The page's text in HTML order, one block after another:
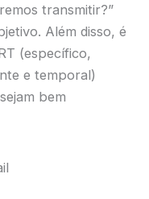
transmitir?”
Além disso, é
(específico,
e temporal)
bem